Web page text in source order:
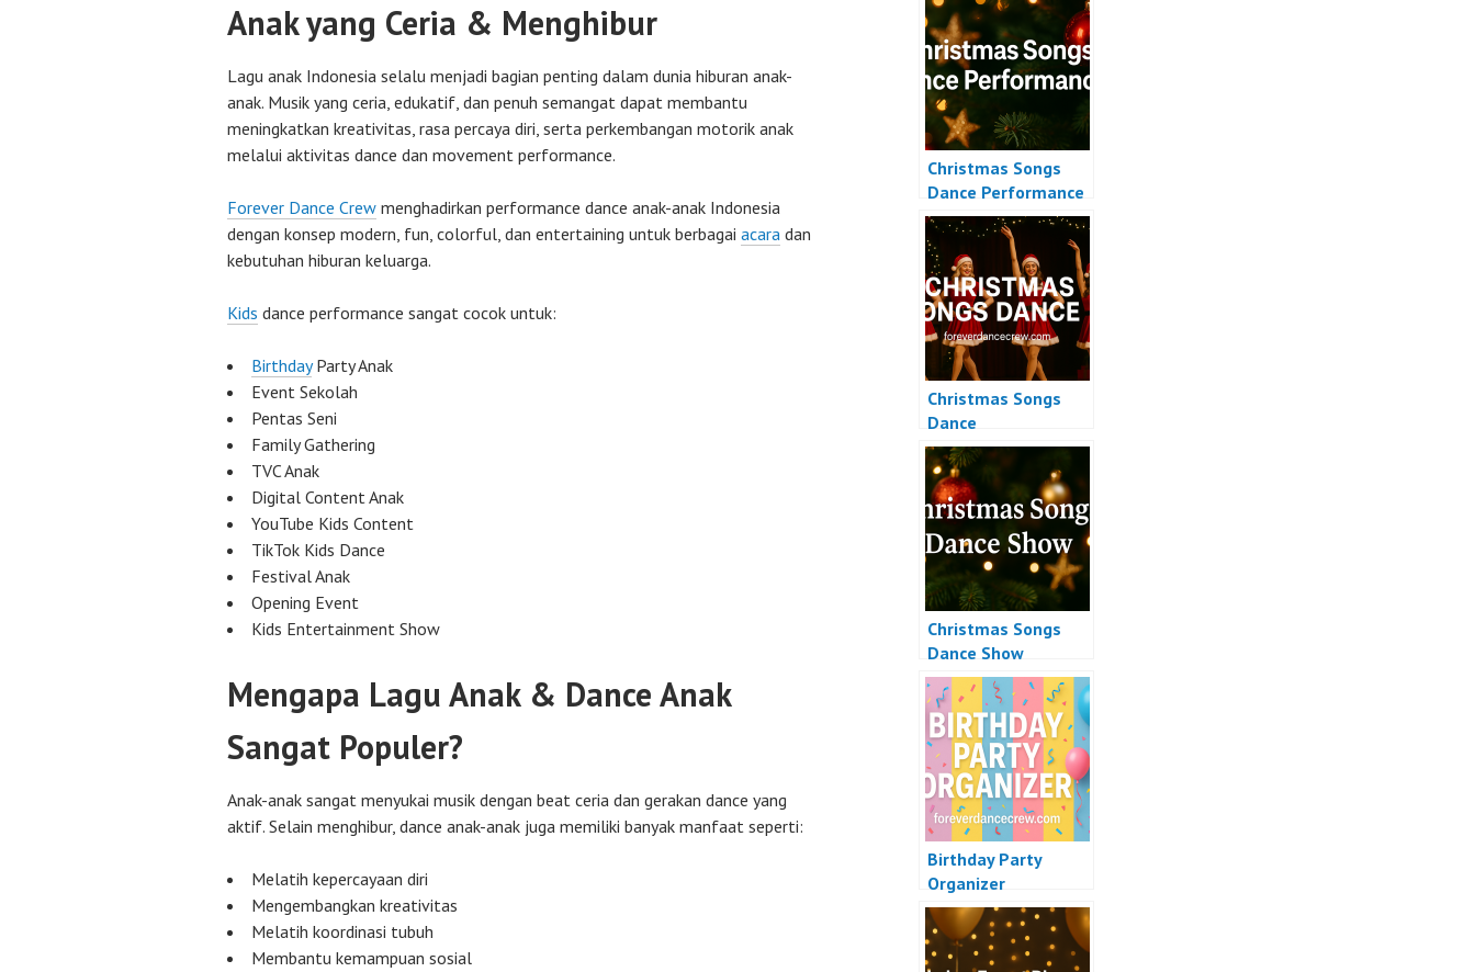
Anak yang Ceria & Menghibur
Lagu anak Indonesia selalu menjadi bagian penting dalam dunia hiburan anak-
anak. Musik yang ceria, edukatif, dan penuh semangat dapat membantu
meningkatkan kreativitas, rasa percaya diri, serta perkembangan motorik anak
melalui aktivitas dance dan movement performance.
Forever Dance Crew menghadirkan performance dance anak-anak Indonesia
dengan konsep modern, fun, colorful, dan entertaining untuk berbagai acara dan
kebutuhan hiburan keluarga.
Kids dance performance sangat cocok untuk:
BirthdayParty Anak
Event Sekolah
Pentas Seni
Family Gathering
TVC Anak
Digital Content Anak
YouTube Kids Content
TikTok Kids Dance
Festival Anak
Opening Event
Kids Entertainment Show
Mengapa Lagu Anak & Dance Anak
Sangat Populer?
Anak-anak sangat menyukai musik dengan beat ceria dan gerakan dance yang
aktif. Selain menghibur, dance anak-anak juga memiliki banyak manfaat seperti:
Melatih kepercayaan diri
Mengembangkan kreativitas
Melatih koordinasi tubuh
Membantu kemampuan sosial
Christmas Songs
Dance Performance
Christmas Songs
Dance
Christmas Songs
Dance Show
Birthday Party
Organizer